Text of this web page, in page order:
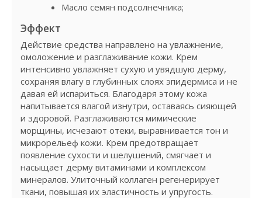
Масло семян подсолнечника;
Эффект
Действие средства направлено на увлажнение,
омоложение и разглаживание кожи. Крем
интенсивно увлажняет сухую и увядшую дерму,
сохраняя влагу в глубинных слоях эпидермиса и не
давая ей испариться. Благодаря этому кожа
напитывается влагой изнутри, оставаясь сияющей
и здоровой. Разглаживаются мимические
морщины, исчезают отеки, выравнивается тон и
микрорельеф кожи. Крем предотвращает
появление сухости и шелушений, смягчает и
насыщает дерму витаминами и комплексом
минералов. Улиточный коллаген регенерирует
ткани, повышая их эластичность и упругость.